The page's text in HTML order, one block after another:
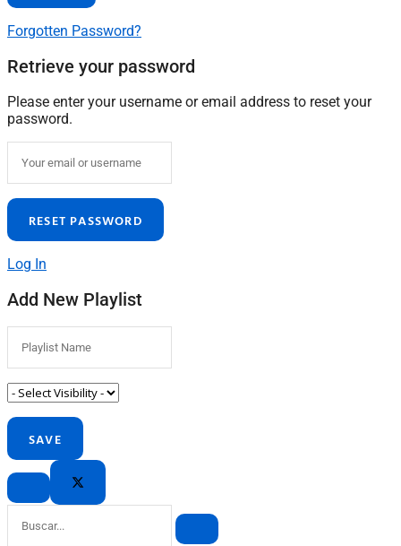
Forgotten Password?
Retrieve your password
Please enter your username or email address to reset your
password.
Log In
Add New Playlist